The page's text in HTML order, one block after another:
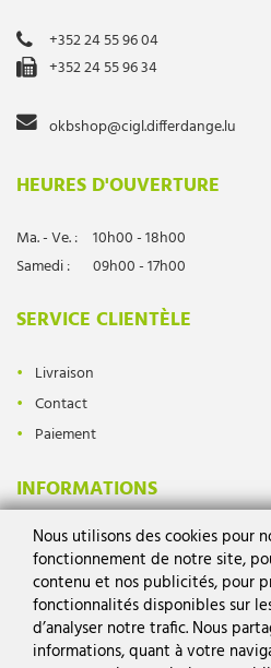
Nous utilisons des cookies pour
fonctionnement de notre site,
contenu et nos publicités, pour
fonctionnalités disponibles sur
d’analyser notre trafic. Nous
informations, quant à votre
+352 24 55 96 04
+352 24 55 96 34
okbshop@cigl.differdange.lu
HEURES D'OUVERTURE
Ma. - Ve. :
10h00 - 18h00
Samedi :
09h00 - 17h00
SERVICE CLIENTÈLE
Livraison
Contact
Paiement
INFORMATIONS
Protection des données
Mentions légales
Conditions générales
Droit de rétractation